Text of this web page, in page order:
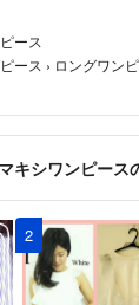
いるお品もありま
します。
ース
ース › ロングワン
キシワンピース
2